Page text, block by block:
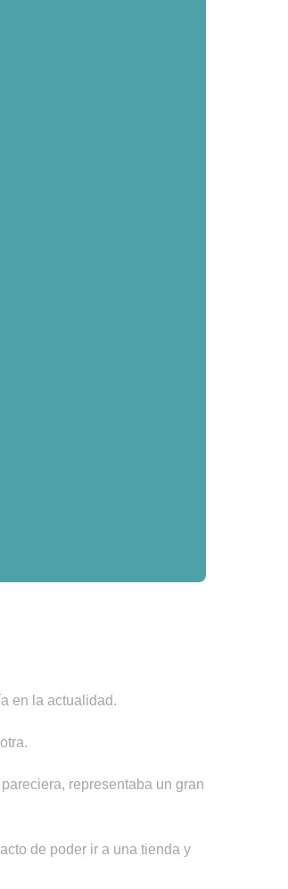
en la actualidad.
representaba un gran
de poder ir a una tienda y